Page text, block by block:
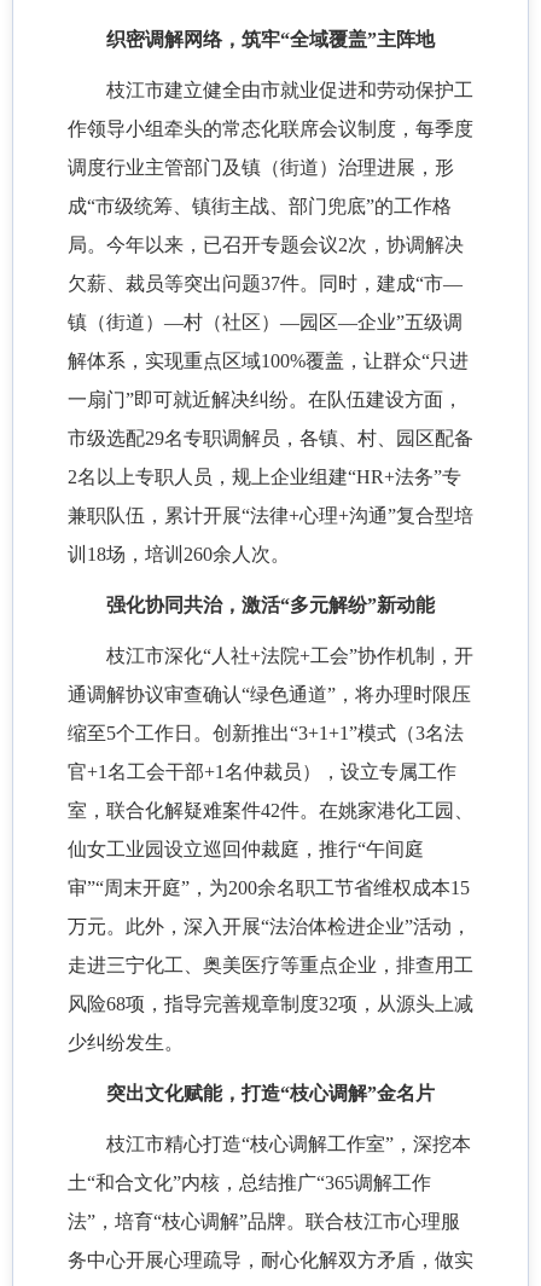
织密调解网络，筑牢“全域覆盖”主阵地
枝江市建立健全由市就业促进和劳动保护工
作领导小组牵头的常态化联席会议制度，每季度
调度行业主管部门及镇（街道）治理进展，形
成“市级统筹、镇街主战、部门兜底”的工作格
局。今年以来，已召开专题会议2次，协调解决
欠薪、裁员等突出问题37件。同时，建成“市—
镇（街道）—村（社区）—园区—企业”五级调
解体系，实现重点区域100%覆盖，让群众“只进
一扇门”即可就近解决纠纷。在队伍建设方面，
市级选配29名专职调解员，各镇、村、园区配备
2名以上专职人员，规上企业组建“HR+法务”专
兼职队伍，累计开展“法律+心理+沟通”复合型培
训18场，培训260余人次。
强化协同共治，激活“多元解纷”新动能
枝江市深化“人社+法院+工会”协作机制，开
通调解协议审查确认“绿色通道”，将办理时限压
缩至5个工作日。创新推出“3+1+1”模式（3名法
官+1名工会干部+1名仲裁员），设立专属工作
室，联合化解疑难案件42件。在姚家港化工园、
仙女工业园设立巡回仲裁庭，推行“午间庭
审”“周末开庭”，为200余名职工节省维权成本15
万元。此外，深入开展“法治体检进企业”活动，
走进三宁化工、奥美医疗等重点企业，排查用工
风险68项，指导完善规章制度32项，从源头上减
少纠纷发生。
突出文化赋能，打造“枝心调解”金名片
枝江市精心打造“枝心调解工作室”，深挖本
土“和合文化”内核，总结推广“365调解工作
法”，培育“枝心调解”品牌。联合枝江市心理服
务中心开展心理疏导，耐心化解双方矛盾，做实